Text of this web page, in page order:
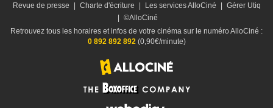
Revue de presse
Charte d'écriture Les services AlloCiné
Gérer Utiq
©AlloCiné
Retrouvez tous les horaires et infos de votre cinéma sur le numéro AlloCiné :
0 892 892 892(0,90€/minute)